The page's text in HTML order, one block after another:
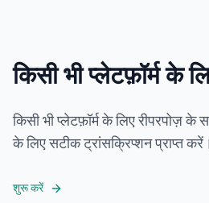
किसी भी प्लेटफ़ॉर्म के
किसी भी प्लेटफ़ॉर्म के लिए रीपरपोज़ के
के लिए सटीक ट्रांसक्रिप्शन प्राप्त करें।
शुरू करें